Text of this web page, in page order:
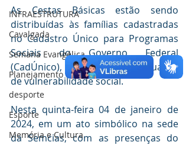
INFRAESTRUTURA
Cavalgada
Semana Evangélica
Planejamento
desporte
Esporte
Memória e Cultura
As Cestas Básicas estão sendo
distribuídas às famílias cadastradas
no Cadastro Único para Programas
Sociais do Governo Federal
(CadÚnico), que estejam em situação
de vulnerabilidade social.
Nesta quinta-feira 04 de janeiro de
2024, em um ato simbólico na sede